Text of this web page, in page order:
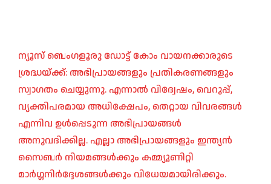
ന്യൂസ് ബെംഗളൂരു ഡോട്ട് കോം വായനക്കാരുടെ
ശ്രദ്ധയ്ക്ക്: അഭിപ്രായങ്ങളും പ്രതികരണങ്ങളും
സ്വാഗതം ചെയ്യുന്നു. എന്നാൽ വിദ്വേഷം, വെറുപ്പ്,
വ്യക്തിപരമായ അധിക്ഷേപം, തെറ്റായ വിവരങ്ങൾ
എന്നിവ ഉൾപ്പെടുന്ന അഭിപ്രായങ്ങൾ
അനുവദിക്കില്ല. എല്ലാ അഭിപ്രായങ്ങളും ഇന്ത്യൻ
സൈബർ നിയമങ്ങൾക്കും കമ്മ്യൂണിറ്റി
മാർഗ്ഗനിർദ്ദേശങ്ങൾക്കും വിധേയമായിരിക്കും.